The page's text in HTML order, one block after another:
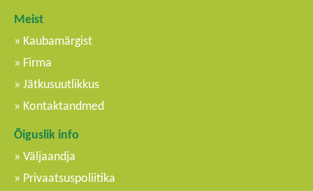
Meist
Kaubamärgist
Firma
Jätkusuutlikkus
Kontaktandmed
Õiguslik info
Väljaandja
Privaatsuspoliitika